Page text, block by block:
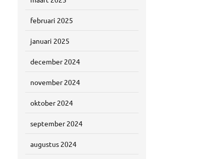
februari 2025
januari 2025
december 2024
november 2024
oktober 2024
september 2024
augustus 2024